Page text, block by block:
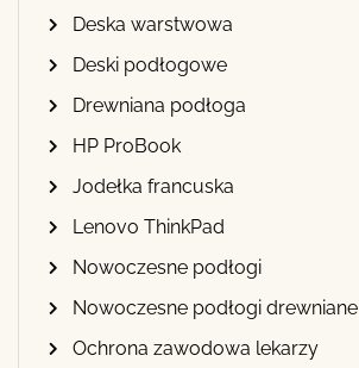
Deska warstwowa
Deski podłogowe
Drewniana podłoga
HP ProBook
Jodełka francuska
Lenovo ThinkPad
Nowoczesne podłogi
Nowoczesne podłogi drewniane
Ochrona zawodowa lekarzy